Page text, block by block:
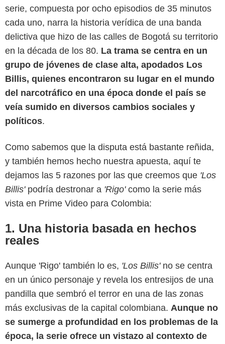
serie, compuesta por ocho episodios de 35 minutos
cada uno, narra la historia verídica de una banda
delictiva que hizo de las calles de Bogotá su territorio
en la década de los 80. La trama se centra en un
grupo de jóvenes de clase alta, apodados Los
Billis, quienes encontraron su lugar en el mundo
del narcotráfico en una época donde el país se
veía sumido en diversos cambios sociales y
políticos.
Como sabemos que la disputa está bastante reñida,
y también hemos hecho nuestra apuesta, aquí te
dejamos las 5 razones por las que creemos que 'Los
Billis'podría destronar a 'Rigo' como la serie más
vista en Prime Video para Colombia:
1. Una historia basada en hechos
reales
Aunque 'Rigo' también lo es, 'Los Billis' no se centra
en un único personaje y revela los entresijos de una
pandilla que sembró el terror en una de las zonas
más exclusivas de la capital colombiana. Aunque no
se sumerge a profundidad en los problemas de la
época, la serie ofrece un vistazo al contexto de
Prime Video